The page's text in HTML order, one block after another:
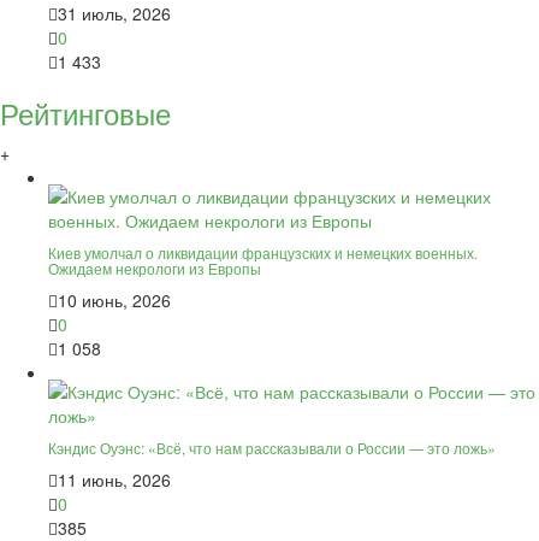
31 июль, 2026
0
1 433
Рейтинговые
+
Киев умолчал о ликвидации французских и немецких военных.
Ожидаем некрологи из Европы
10 июнь, 2026
0
1 058
Кэндис Оуэнс: «Всё, что нам рассказывали о России — это ложь»
11 июнь, 2026
0
385